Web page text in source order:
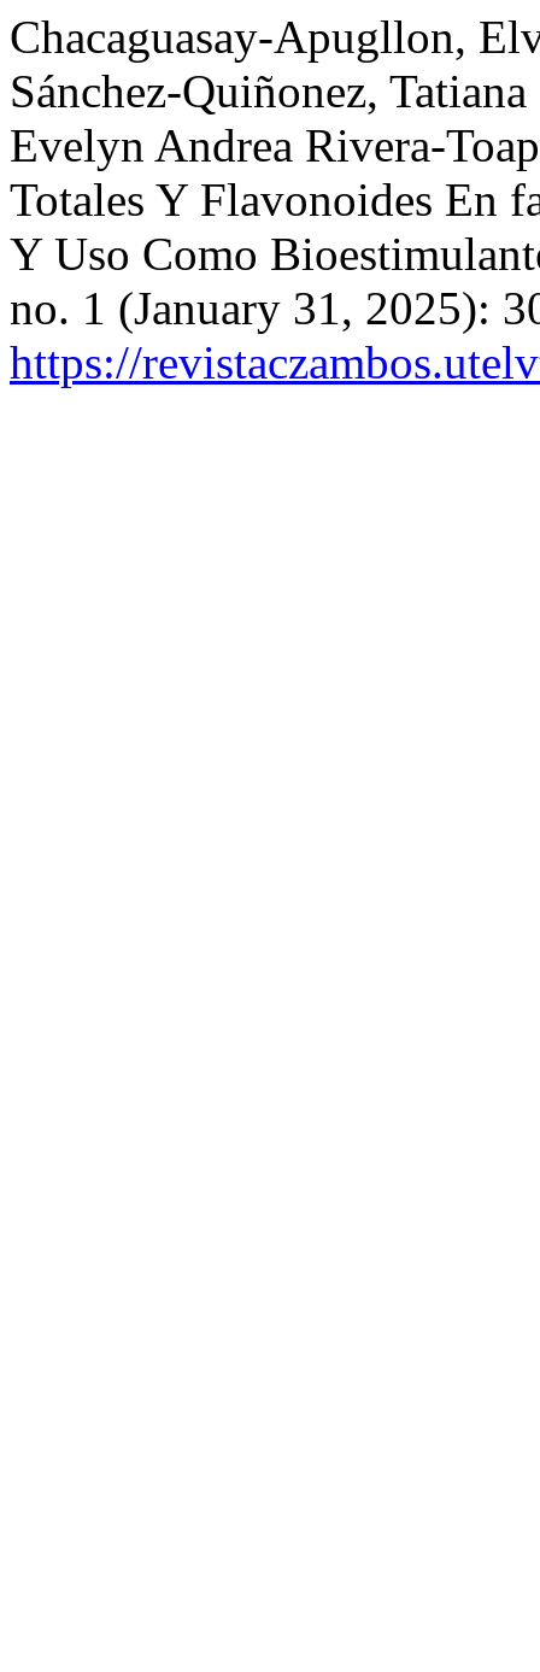
Chacaguasay-Apugllon,
Sánchez-Quiñonez,
Evelyn Andrea Rivera-
Totales Y Flavonoides En
Y Uso Como
no. 1 (January 31, 2025):
https://